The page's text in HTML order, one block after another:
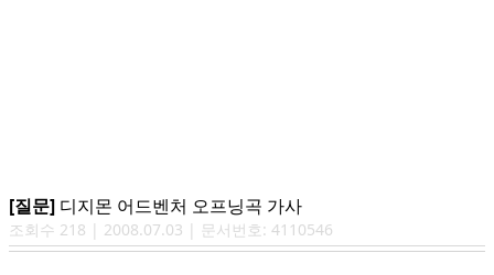
[질문] 디지몬 어드벤처 오프닝곡 가사
조회수 218 | 2008.07.03 | 문서번호: 4110546